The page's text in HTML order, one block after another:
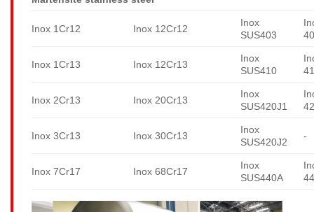
Inox 1Cr12 Inox 12Cr12
Inox
SUS403
Inox 1Cr13 Inox 12Cr13
Inox
SUS410
Inox 2Cr13 Inox 20Cr13
Inox
SUS420J1
Inox 3Cr13 Inox 30Cr13
Inox
SUS420J2
-
Inox 7Cr17 Inox 68Cr17
Inox
SUS440A